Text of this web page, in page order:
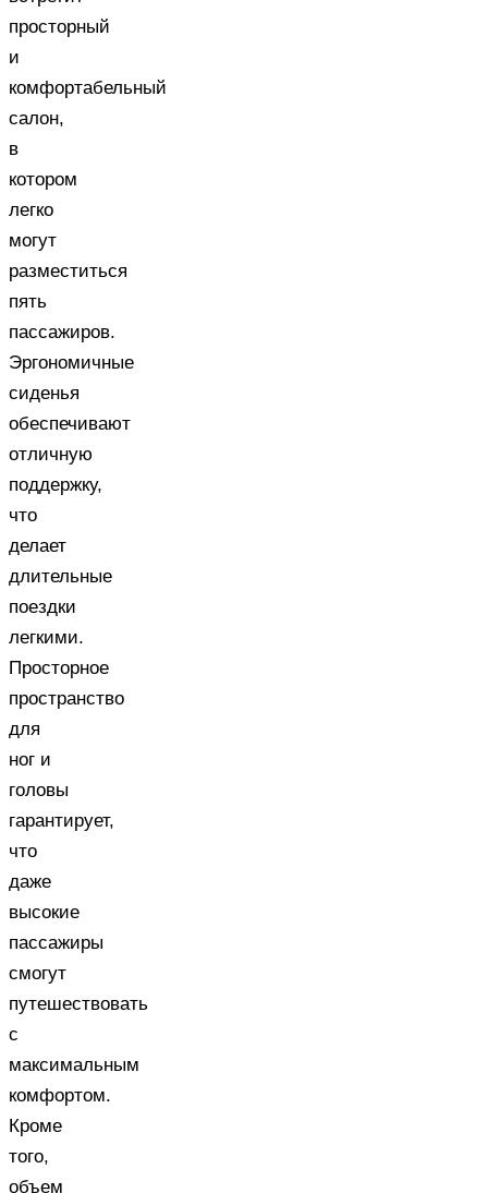
просторный
и
комфортабельный
салон,
в
котором
легко
могут
разместиться
пять
пассажиров.
Эргономичные
сиденья
обеспечивают
отличную
поддержку,
что
делает
длительные
поездки
легкими.
Просторное
пространство
для
ног и
головы
гарантирует,
что
даже
высокие
пассажиры
смогут
путешествовать
с
максимальным
комфортом.
Кроме
того,
объем